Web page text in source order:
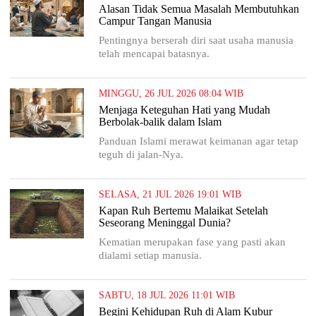
Alasan Tidak Semua Masalah Membutuhkan
Campur Tangan Manusia
Pentingnya berserah diri saat usaha manusia
telah mencapai batasnya.
MINGGU, 26 JUL 2026 08:04 WIB
Menjaga Keteguhan Hati yang Mudah
Berbolak-balik dalam Islam
Panduan Islami merawat keimanan agar tetap
teguh di jalan-Nya.
SELASA, 21 JUL 2026 19:01 WIB
Kapan Ruh Bertemu Malaikat Setelah
Seseorang Meninggal Dunia?
Kematian merupakan fase yang pasti akan
dialami setiap manusia.
SABTU, 18 JUL 2026 11:01 WIB
Begini Kehidupan Ruh di Alam Kubur